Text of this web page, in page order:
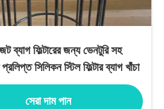
ব্যাগ ফিল্টারের জন্য ভেনটুরি সহ
সিলিকন স্টিল ফিল্টার ব্যাগ খাঁচা
সেরা দাম পান